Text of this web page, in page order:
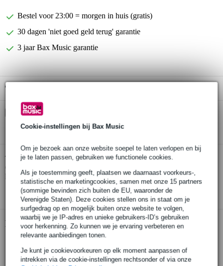
Cookie-instellingen bij Bax Music
Om je bezoek aan onze website soepel te laten verlopen en bij
je te laten passen, gebruiken we functionele cookies.
Als je toestemming geeft, plaatsen we daarnaast voorkeurs-,
statistische en marketingcookies, samen met onze 15 partners
(sommige bevinden zich buiten de EU, waaronder de
Verenigde Staten). Deze cookies stellen ons in staat om je
surfgedrag op en mogelijk buiten onze website te volgen,
waarbij we je IP-adres en unieke gebruikers-ID’s gebruiken
voor herkenning. Zo kunnen we je ervaring verbeteren en
relevante aanbiedingen tonen.
Je kunt je cookievoorkeuren op elk moment aanpassen of
intrekken via de cookie-instellingen rechtsonder of via onze
Bestel voor 23:00 = morgen in huis (gratis)
30 dagen 'niet goed geld terug' garantie
3 jaar Bax Music garantie
Kies nu voor 2 jaar extra Bax Music garantie en meer
Twijfel je of deOrtega Family Series RCE125SN-SBK
past? Doe de check.
Start de check
Productinformatie
Family Series